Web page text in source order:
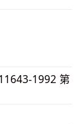
1992 第